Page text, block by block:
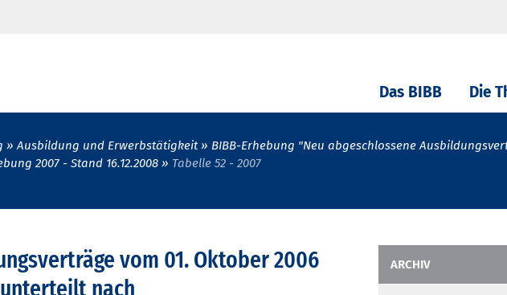
Das BIBB Die
Ausbildung und Erwerbstätigkeit
BIBB-Erhebung "Neu abgeschlossene
2007 - Stand 16.12.2008 Tabelle 52 - 2007
vom 01. Oktober 2006
nach
ARCHIV